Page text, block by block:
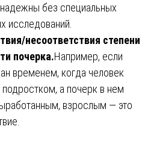
без специальных
исследований.
несоответствия степени
почерка.Например, если
временем, когда человек
а почерк в нем
взрослым — это